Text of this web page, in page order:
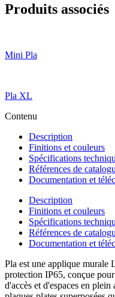
Produits associés
Mini Pla
Pla XL
Contenu
Description
Finitions et couleurs
Spécifications
Références de
Documentation et
Description
Finitions et couleurs
Spécifications
Références de
Documentation et
Pla est une applique murale
protection IP65, conçue
d'accès et d'espaces en